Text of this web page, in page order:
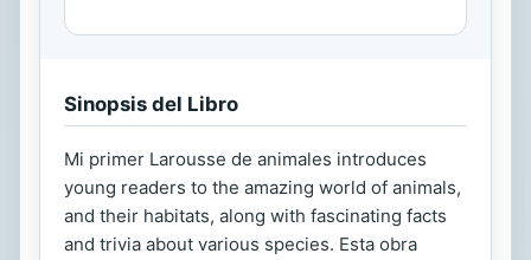
Sinopsis del Libro
Mi primer Larousse de animales introduces
young readers to the amazing world of animals,
and their habitats, along with fascinating facts
and trivia about various species. Esta obra